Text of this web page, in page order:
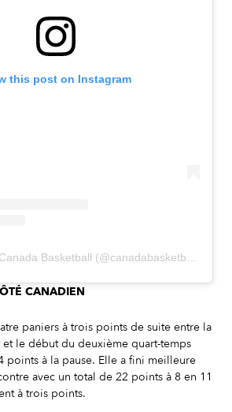
this post on Instagram
CANADIEN
paniers à trois points de suite entre la
le début du deuxième quart-temps
points à la pause. Elle a fini meilleure
avec un total de 22 points à 8 en 11
à trois points.